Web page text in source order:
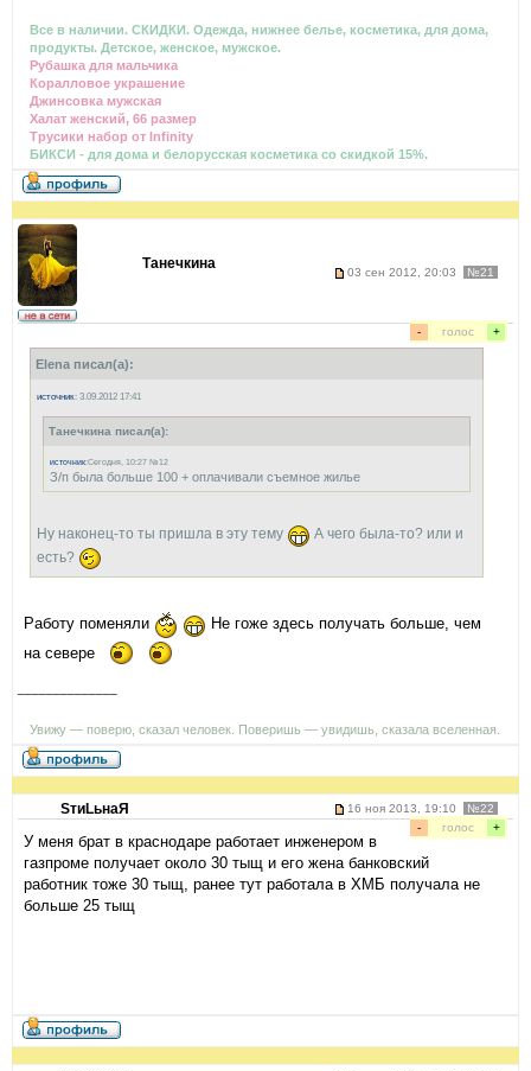
Все в наличии. СКИДКИ. Одежда, нижнее белье, косметика, для дома,
продукты. Детское, женское, мужское.
Рубашка для мальчика
Коралловое украшение
Джинсовка мужская
Халат женский, 66 размер
Трусики набор от Infinity
БИКСИ - для дома и белорусская косметика со скидкой 15%.
Танечкина
03 сен 2012, 20:03 №21
- голос +
Elena писал(а):
источник: 3.09.2012 17:41
Танечкина писал(а):
источник:Сегодня, 10:27 №12
З/п была больше 100 + оплачивали съемное жилье
Ну наконец-то ты пришла в эту тему
А чего была-то? или и
есть?
Работу поменяли
Не гоже здесь получать больше, чем
на севере
Увижу — поверю, сказал человек. Поверишь — увидишь, сказала вселенная.
SтиLьнаЯ 16 ноя 2013, 19:10
№22
-
голос +
У меня брат в краснодаре работает инженером в
газпроме получает около 30 тыщ и его жена банковский
работник тоже 30 тыщ, ранее тут работала в ХМБ получала не
больше 25 тыщ